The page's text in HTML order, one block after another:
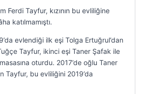
Ferdi Tayfur, kızının bu evliliğine
katılmamıştı.
evlendiği ilk eşi Tolga Ertuğrul’dan
Tayfur, ikinci eşi Taner Şafak ile
oturdu. 2017’de oğlu Taner
Tayfur, bu evliliğini 2019’da